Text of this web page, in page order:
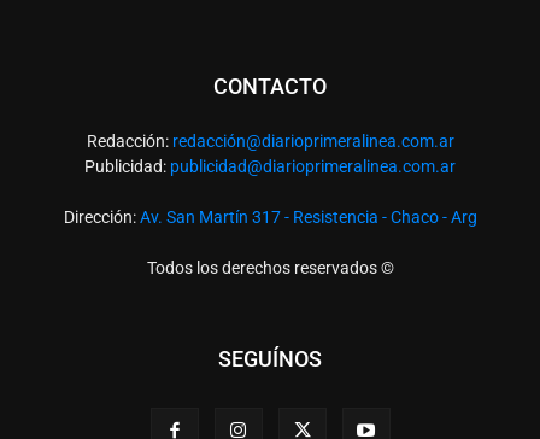
CONTACTO
Redacción: redacción@diarioprimeralinea.com.ar
Publicidad: publicidad@diarioprimeralinea.com.ar
Dirección:Av. San Martín 317 - Resistencia - Chaco - Arg
Todos los derechos reservados ©
SEGUÍNOS